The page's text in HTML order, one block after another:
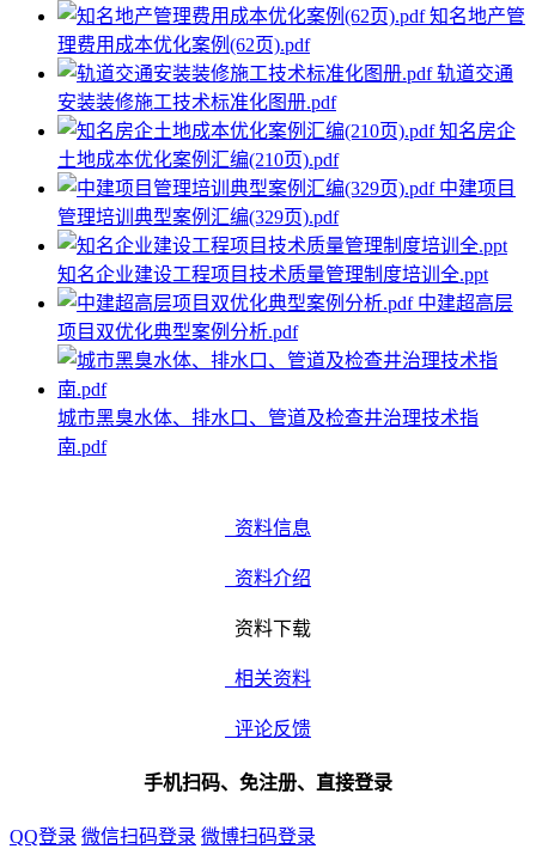
知名地产管
理费用成本优化案例(62页).pdf
轨道交通
安装装修施工技术标准化图册.pdf
知名房企
土地成本优化案例汇编(210页).pdf
中建项目
管理培训典型案例汇编(329页).pdf
知名企业建设工程项目技术质量管理制度培训全.ppt
中建超高层
项目双优化典型案例分析.pdf
城市黑臭水体、排水口、管道及检查井治理技术指
南.pdf
资料信息
资料介绍
资料下载
相关资料
评论反馈
手机扫码、免注册、直接登录
QQ登录 微信扫码登录 微博扫码登录